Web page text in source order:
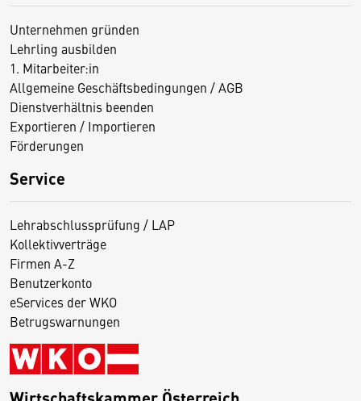
Unternehmen gründen
Lehrling ausbilden
1. Mitarbeiter:in
Allgemeine Geschäftsbedingungen / AGB
Dienstverhältnis beenden
Exportieren / Importieren
Förderungen
Service
Lehrabschlussprüfung / LAP
Kollektivverträge
Firmen A-Z
Benutzerkonto
eServices der WKO
Betrugswarnungen